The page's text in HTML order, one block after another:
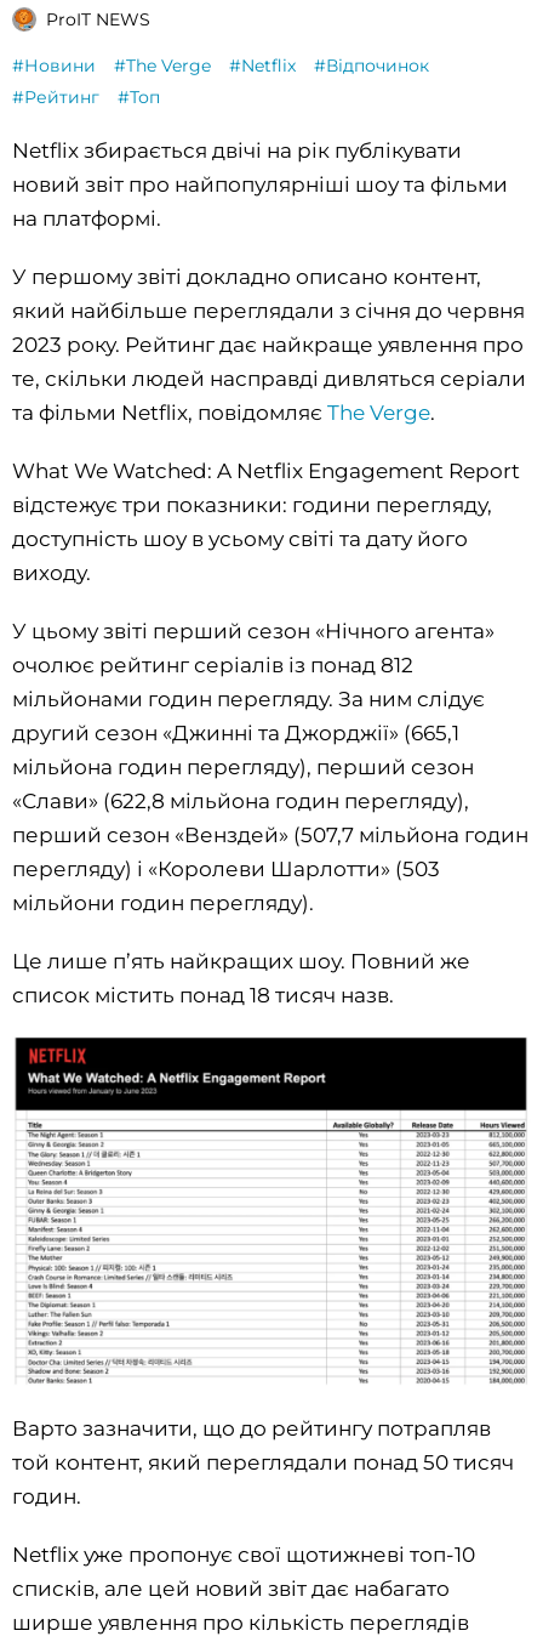
ProIT NEWS
#Новини #The Verge #Netflix
#Відпочинок
#Рейтинг
#Топ
Netflix збирається двічі на рік публікувати
новий звіт про найпопулярніші шоу та фільми
на платформі.
У першому звіті докладно описано контент,
який найбільше переглядали з січня до червня
2023 року. Рейтинг дає найкраще уявлення про
те, скільки людей насправді дивляться серіали
та фільми Netflix, повідомляє The Verge.
What We Watched: A Netflix Engagement Report
відстежує три показники: години перегляду,
доступність шоу в усьому світі та дату його
виходу.
У цьому звіті перший сезон «Нічного агента»
очолює рейтинг серіалів із понад 812
мільйонами годин перегляду. За ним слідує
другий сезон «Джинні та Джорджії» (665,1
мільйона годин перегляду), перший сезон
«Слави» (622,8 мільйона годин перегляду),
перший сезон «Венздей» (507,7 мільйона годин
перегляду) і «Королеви Шарлотти» (503
мільйони годин перегляду).
Це лише п’ять найкращих шоу. Повний же
список містить понад 18 тисяч назв.
Варто зазначити, що до рейтингу потрапляв
той контент, який переглядали понад 50 тисяч
годин.
Netflix уже пропонує свої щотижневі топ-10
списків, але цей новий звіт дає набагато
ширше уявлення про кількість переглядів